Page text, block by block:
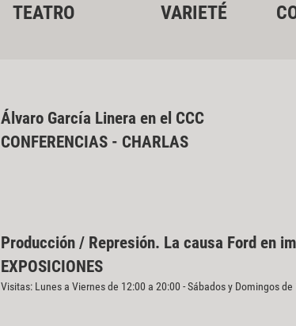
TEATRO VARIETÉ
Álvaro García Linera en el CCC
CONFERENCIAS - CHARLAS
Producción / Represión. La causa Ford en
EXPOSICIONES
Visitas: Lunes a Viernes de 12:00 a 20:00 - Sábados y Domingos de